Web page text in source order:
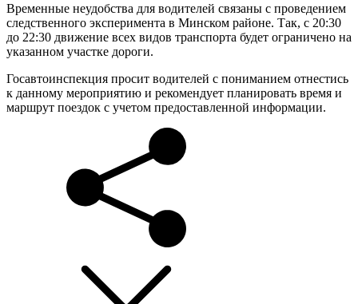
Временные неудобства для водителей связаны с проведением
следственного эксперимента в Минском районе. Так, с 20:30
до 22:30 движение всех видов транспорта будет ограничено на
указанном участке дороги.
Госавтоинспекция просит водителей с пониманием отнестись
к данному мероприятию и рекомендует планировать время и
маршрут поездок с учетом предоставленной информации.